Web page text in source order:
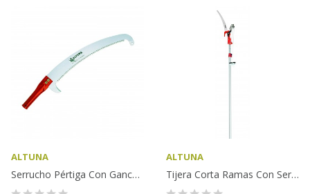
ALTUNA
Serrucho Pértiga Con Gancho ALTUNA - 90631
ALTUNA
Tijera Corta Ramas Con Serrucho ALTUNA - J496